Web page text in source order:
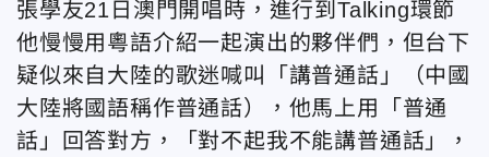
張學友21日澳門開唱時，進行到Talking環節
他慢慢用粵語介紹一起演出的夥伴們，但台下
疑似來自大陸的歌迷喊叫「講普通話」（中國
大陸將國語稱作普通話），他馬上用「普通
話」回答對方，「對不起我不能講普通話」，